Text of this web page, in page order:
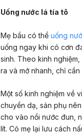
Uống nước lá tía tô
Mẹ bầu có thể uống
uống ngay khi có cơn
sinh. Theo kinh
ra và mở nhanh, chỉ
Một số kinh nghiệm về
chuyển dạ, sản phụ
cho vào nồi nước đun,
lít. Có mẹ lại lưu cách